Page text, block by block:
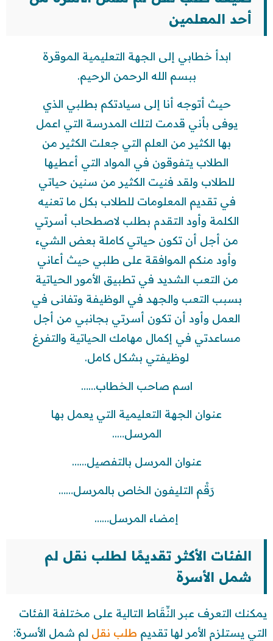
أحد المعلمين
ابدأ خطابي إلى الجهة التعليمية الموقرة
ببسم الله الرحمن الرحيم.
حيث أتوجه أنا إلى سيادتكم بطلبي الذي
يوفى بأني قدمت لتلك المدرسة التي اعمل
بها الكثير من العلم التي جعلت الكثير من
الطلاب يتفوقون في المواد التي أعطيها
للطلاب ولقد فنيت الكثير من سنين حياتي
في تقديم المعلومات للطلاب بكل ما تعنيه
الكلمة وأود التقدم بطلب لاصطحاب أسرتي
من أجل أن تكون حياتي كاملة بعض الشيء
وأود منكم الموافقة على طلبي حيث أعاني
من التعب الشديد في تطبيق الأمور الحياتية
بسبب التعب والجهد في الوظيفة وتفانى في
العمل وأود أن تكون أسرتي بجانبي من أجل
مساعدتي في إكمال مهامك الحياتية والتفرغ
لوظيفتي بشكل كامل.
اسم صاحب الخطاب……
عنوان الجهة التعليمية التي يعمل بها
المرسل…..
عنوان المرسل بالتفصيل……
رَقْم التليفون الخاص بالمرسل……
إمضاء المرسل……
الفئات الأكثر تقديمًا لطلب نقل لم
شمل الأسرة
يمكنك التعرف عبر النِّقَاط التالية على مختلفة الفئات
التي يستلزم الأمر لها تقديم طلب نقل لم شمل الأسرة: